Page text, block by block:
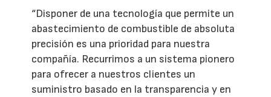
“Disponer de una tecnología que permite un
abastecimiento de combustible de absoluta
precisión es una prioridad para nuestra
compañía. Recurrimos a un sistema pionero
para ofrecer a nuestros clientes un
suministro basado en la transparencia y en